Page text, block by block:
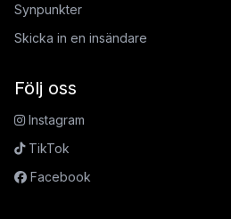
Synpunkter
Skicka in en insändare
Följ oss
Instagram
TikTok
Facebook